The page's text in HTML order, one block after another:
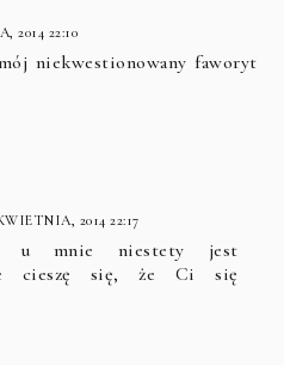
2014 22:10
niekwestionowany faworyt
2014 22:17
u mnie niestety jest
cieszę się, że Ci się